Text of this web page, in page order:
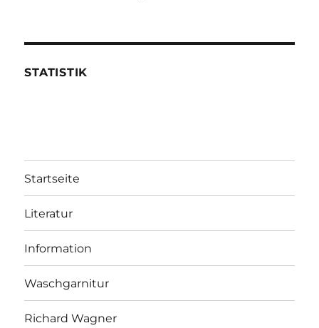
STATISTIK
Startseite
Literatur
Information
Waschgarnitur
Richard Wagner